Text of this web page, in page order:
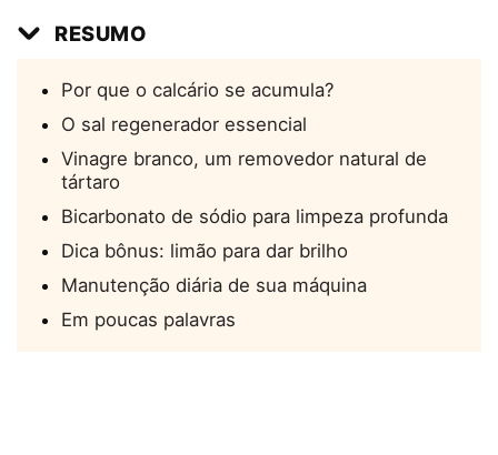
RESUMO
Por que o calcário se acumula?
O sal regenerador essencial
Vinagre branco, um removedor natural de
tártaro
Bicarbonato de sódio para limpeza profunda
Dica bônus: limão para dar brilho
Manutenção diária de sua máquina
Em poucas palavras